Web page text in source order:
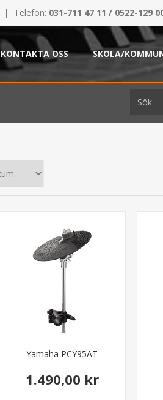
| Telefon: 031-711 47 11 / 0522-129
KONTAKTA OSS SKOLA/
Yamaha PCY95AT
1.490,00 kr